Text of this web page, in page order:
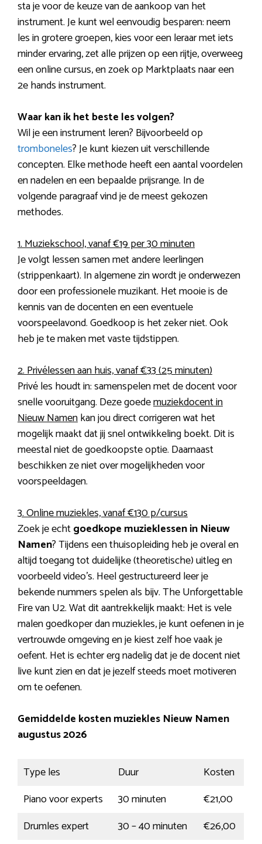
sta je voor de keuze van de aankoop van het
instrument. Je kunt wel eenvoudig besparen: neem
les in grotere groepen, kies voor een leraar met iets
minder ervaring, zet alle prijzen op een rijtje, overweeg
een online cursus, en zoek op Marktplaats naar een
2e hands instrument.
Waar kan ik het beste les volgen?
Wil je een instrument leren? Bijvoorbeeld op
tromboneles? Je kunt kiezen uit verschillende
concepten. Elke methode heeft een aantal voordelen
en nadelen en een bepaalde prijsrange. In de
volgende paragraaf vind je de meest gekozen
methodes.
1. Muziekschool, vanaf €19 per 30 minuten
Je volgt lessen samen met andere leerlingen
(strippenkaart). In algemene zin wordt je onderwezen
door een professionele muzikant. Het mooie is de
kennis van de docenten en een eventuele
voorspeelavond. Goedkoop is het zeker niet. Ook
heb je te maken met vaste tijdstippen.
2. Privélessen aan huis, vanaf €33 (25 minuten)
Privé les houdt in: samenspelen met de docent voor
snelle vooruitgang. Deze goedemuziekdocent in
Nieuw Namenkan jou direct corrigeren wat het
mogelijk maakt dat jij snel ontwikkeling boekt. Dit is
meestal niet de goedkoopste optie. Daarnaast
beschikken ze niet over mogelijkheden voor
voorspeeldagen.
3. Online muziekles, vanaf €130 p/cursus
Zoek je echtgoedkope muzieklessen in Nieuw
Namen? Tijdens een thuisopleiding heb je overal en
altijd toegang tot duidelijke (theoretische) uitleg en
voorbeeld video’s. Heel gestructureerd leer je
bekende nummers spelen als bijv. The Unforgettable
Fire van U2. Wat dit aantrekkelijk maakt: Het is vele
malen goedkoper dan muziekles, je kunt oefenen in je
vertrouwde omgeving en je kiest zelf hoe vaak je
oefent. Het is echter erg nadelig dat je de docent niet
live kunt zien en dat je jezelf steeds moet motiveren
om te oefenen.
Gemiddelde kosten muziekles Nieuw Namen
augustus 2026
Type les Duur
Kosten
Piano voor experts
30 minuten
€21,00
Drumles expert
30 – 40 minuten
€26,00